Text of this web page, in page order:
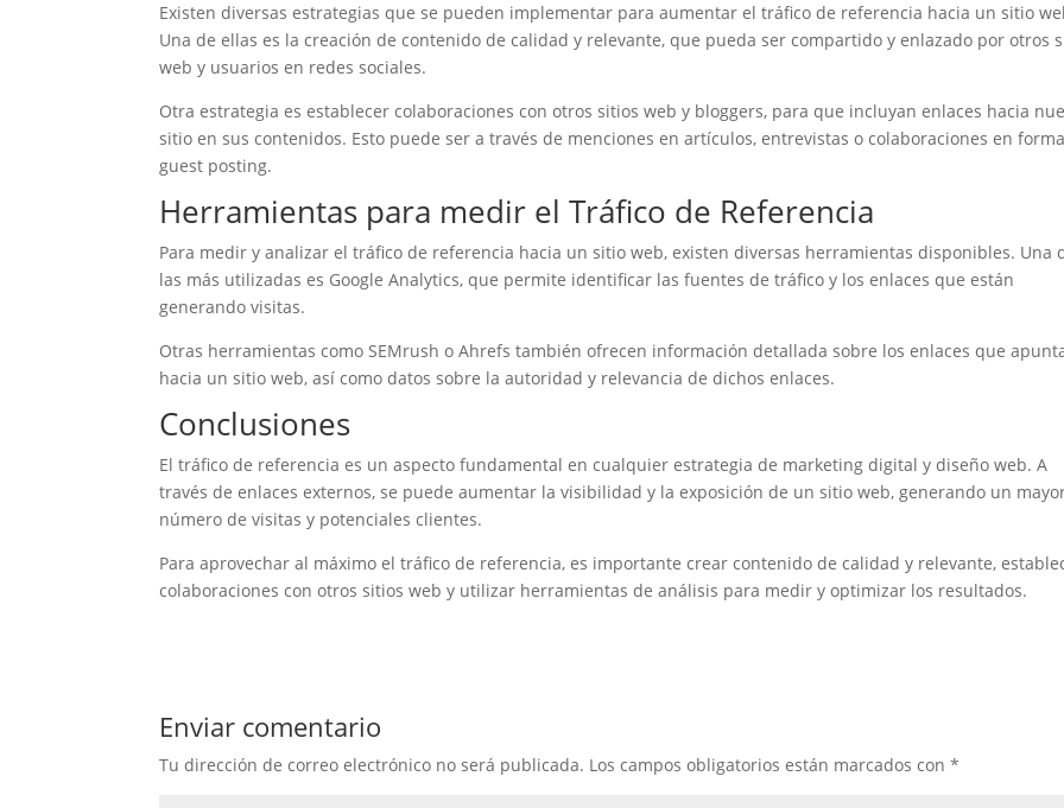
Existen diversas estrategias que se pueden implementar para aumentar el tráfico de referencia hacia un sitio
Una de ellas es la creación de contenido de calidad y relevante, que pueda ser compartido y enlazado por otros
web y usuarios en redes sociales.
Otra estrategia es establecer colaboraciones con otros sitios web y bloggers, para que incluyan enlaces hacia
sitio en sus contenidos. Esto puede ser a través de menciones en artículos, entrevistas o colaboraciones en
guest posting.
Herramientas para medir el Tráfico de Referencia
Para medir y analizar el tráfico de referencia hacia un sitio web, existen diversas herramientas disponibles. Una
las más utilizadas es Google Analytics, que permite identificar las fuentes de tráfico y los enlaces que están
generando visitas.
Otras herramientas como SEMrush o Ahrefs también ofrecen información detallada sobre los enlaces que
hacia un sitio web, así como datos sobre la autoridad y relevancia de dichos enlaces.
Conclusiones
El tráfico de referencia es un aspecto fundamental en cualquier estrategia de marketing digital y diseño web. A
través de enlaces externos, se puede aumentar la visibilidad y la exposición de un sitio web, generando un
número de visitas y potenciales clientes.
Para aprovechar al máximo el tráfico de referencia, es importante crear contenido de calidad y relevante,
colaboraciones con otros sitios web y utilizar herramientas de análisis para medir y optimizar los resultados.
Enviar comentario
Tu dirección de correo electrónico no será publicada. Los campos obligatorios están marcados con*